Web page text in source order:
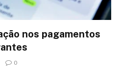
nos pagamentos
0